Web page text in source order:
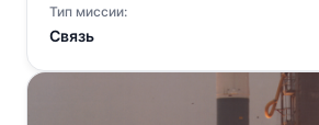
Тип миссии:
Связь